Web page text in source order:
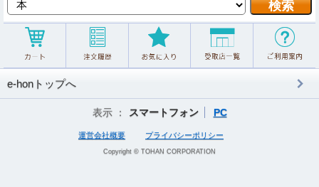
e-honトップへ
表示 ： スマートフォン PC
運営会社概要 プライバシーポリシー
Copyright © TOHAN CORPORATION